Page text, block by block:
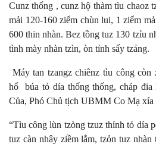
Cunz thống , cunz hộ thàm tìu chaoz
mải 120-160 ziểm chùn lui, 1 ziểm
600 thin nhàn. Bez tồng tuz 130 tzỉu
tình mày nhàn tzìn, òn tỉnh sấy tzảng.
Máy tan tzangz chiênz tìu công
hổ búa tỏ día thống thống, cháp
Của, Phó Chủ tịch UBMM Co Mạ xía
“Tìu công lùn tzòng tzuz thính tỏ día
tuz càn nhây ziềm lắm, tzỏn tuz